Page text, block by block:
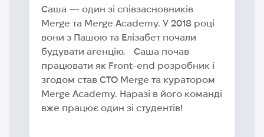
Саша — один зі співзасновників
Merge та Merge Academy. У 2018 році
вони з Пашою та Елізабет почали
будувати агенцію. Саша почав
працювати як Front-end розробник і
згодом став CTO Merge та куратором
Merge Academy. Наразі в його команді
вже працює один зі студентів!